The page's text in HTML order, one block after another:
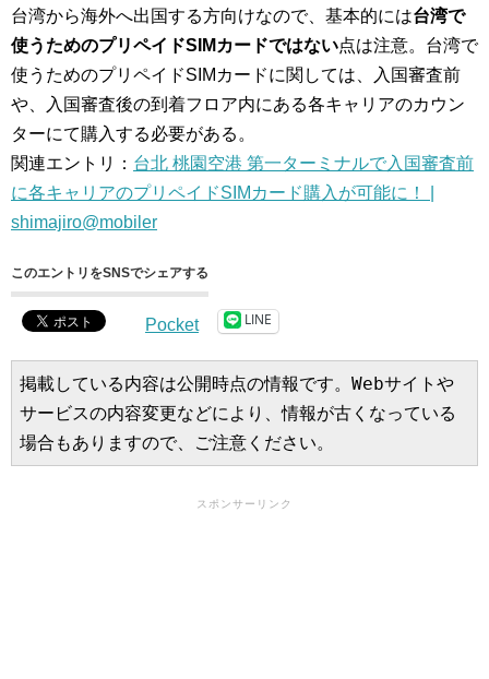
台湾から海外へ出国する方向けなので、基本的には台湾で
使うためのプリペイドSIMカードではない点は注意。台湾で
使うためのプリペイドSIMカードに関しては、入国審査前
や、入国審査後の到着フロア内にある各キャリアのカウン
ターにて購入する必要がある。
関連エントリ： 台北 桃園空港 第一ターミナルで入国審査前
に各キャリアのプリペイドSIMカード購入が可能に！ |
shimajiro@mobiler
このエントリをSNSでシェアする
Pocket LINE
掲載している内容は公開時点の情報です。Webサイトや
サービスの内容変更などにより、情報が古くなっている
場合もありますので、ご注意ください。
スポンサーリンク